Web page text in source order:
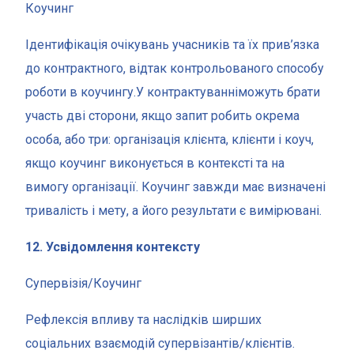
Коучинг
Ідентифікація очікувань учасників та їх прив’язка
до контрактного, відтак контрольованого способу
роботи в коучингу.У контрактуванніможуть брати
участь дві сторони, якщо запит робить окрема
особа, або три: організація клієнта, клієнти і коуч,
якщо коучинг виконується в контексті та на
вимогу організації. Коучинг завжди має визначені
тривалість і мету, а його результати є вимірювані.
12. Усвідомлення контексту
Супервізія/Коучинг
Рефлексія впливу та наслідків ширших
соціальних взаємодій супервізантів/клієнтів.